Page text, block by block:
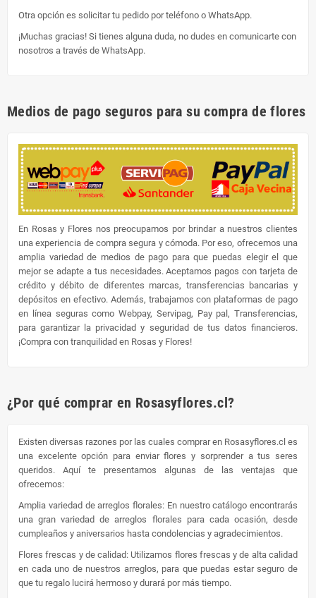
Otra opción es solicitar tu pedido por teléfono o WhatsApp.
¡Muchas gracias! Si tienes alguna duda, no dudes en comunicarte con
nosotros a través de WhatsApp.
Medios de pago seguros para su compra de flores
En Rosas y Flores nos preocupamos por brindar a nuestros clientes
una experiencia de compra segura y cómoda. Por eso, ofrecemos una
amplia variedad de medios de pago para que puedas elegir el que
mejor se adapte a tus necesidades. Aceptamos pagos con tarjeta de
crédito y débito de diferentes marcas, transferencias bancarias y
depósitos en efectivo. Además, trabajamos con plataformas de pago
en línea seguras como Webpay, Servipag, Pay pal, Transferencias,
para garantizar la privacidad y seguridad de tus datos financieros.
¡Compra con tranquilidad en Rosas y Flores!
¿Por qué comprar en Rosasyflores.cl?
Existen diversas razones por las cuales comprar en Rosasyflores.cl es
una excelente opción para enviar flores y sorprender a tus seres
queridos. Aquí te presentamos algunas de las ventajas que
ofrecemos:
Amplia variedad de arreglos florales: En nuestro catálogo encontrarás
una gran variedad de arreglos florales para cada ocasión, desde
cumpleaños y aniversarios hasta condolencias y agradecimientos.
Flores frescas y de calidad: Utilizamos flores frescas y de alta calidad
en cada uno de nuestros arreglos, para que puedas estar seguro de
que tu regalo lucirá hermoso y durará por más tiempo.